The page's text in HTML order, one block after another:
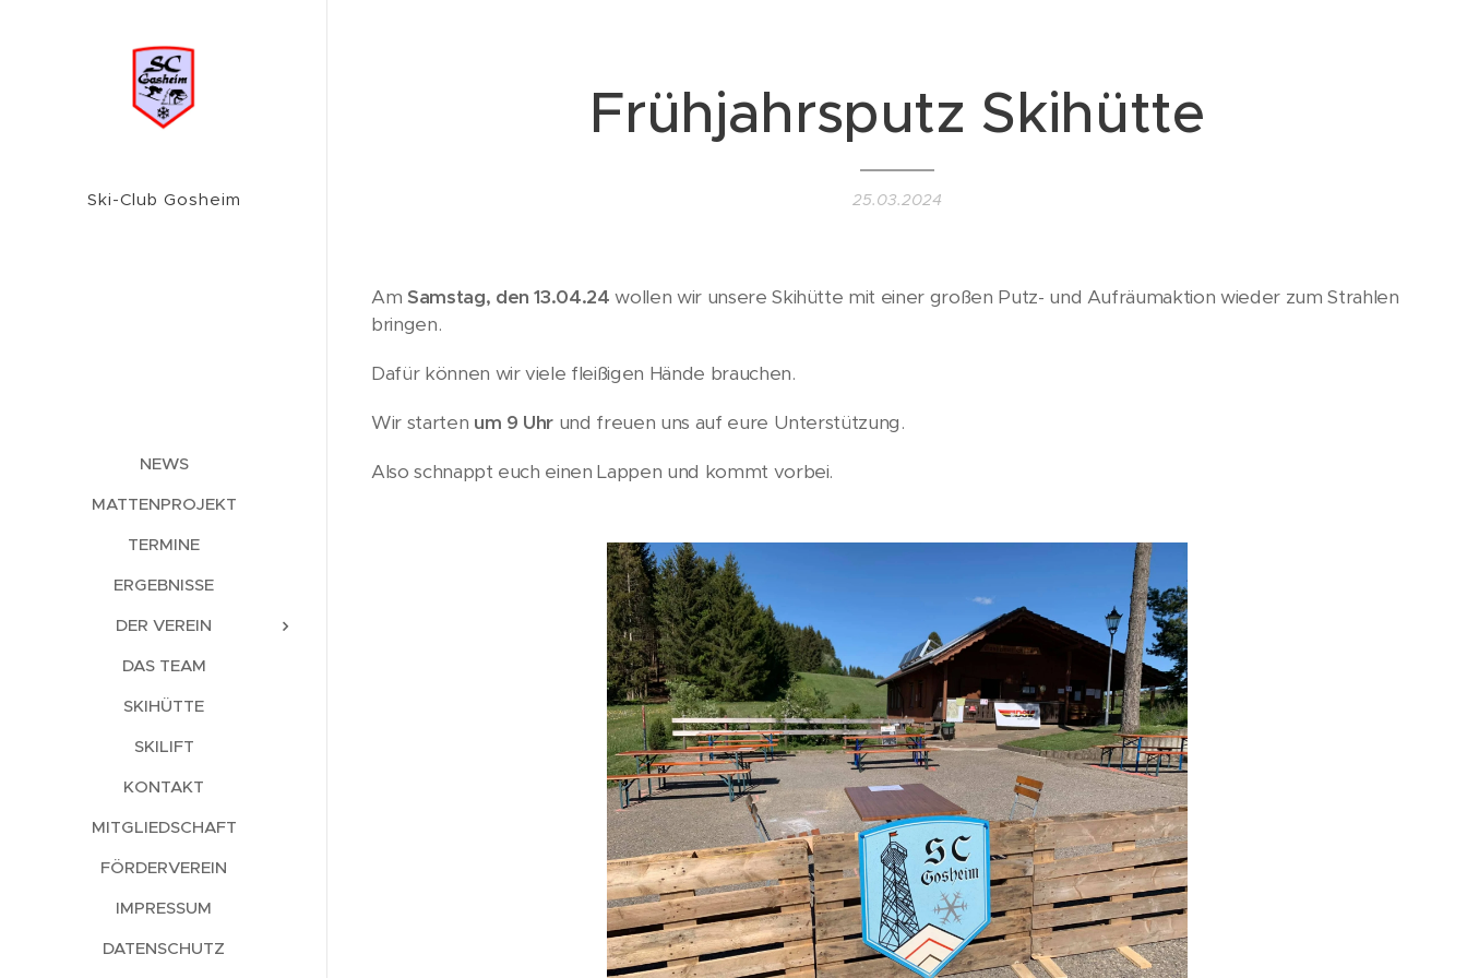
Ski-Club Gosheim
NEWS
MATTENPROJEKT
TERMINE
ERGEBNISSE
DER VEREIN
DAS TEAM
SKIHÜTTE
SKILIFT
KONTAKT
MITGLIEDSCHAFT
FÖRDERVEREIN
IMPRESSUM
DATENSCHUTZ
Frühjahrsputz Skihütte
25.03.2024
Am Samstag, den 13.04.24 wollen wir unsere Skihütte mit einer großen Putz- und Aufräumaktion wieder zum Strahlen
bringen.
Dafür können wir viele fleißigen Hände brauchen.
Wir starten um 9 Uhr und freuen uns auf eure Unterstützung.
Also schnappt euch einen Lappen und kommt vorbei. 😊